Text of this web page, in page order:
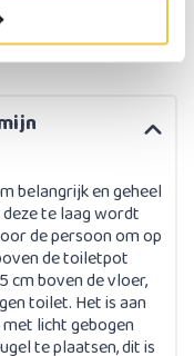
belangrijk en geheel
te laag wordt
de persoon om op
de toiletpot
cm boven de vloer,
toilet. Het is aan
licht gebogen
te plaatsen, dit is